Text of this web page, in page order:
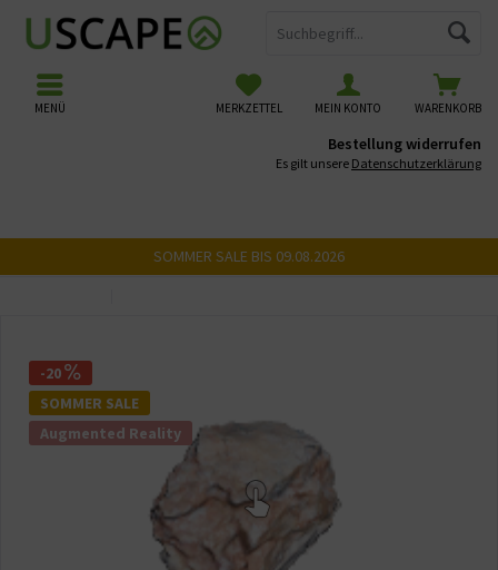
WARENKORB
MERKZETTEL MEIN KONTO
MENÜ
Bestellung widerrufen
Es gilt unsere Datenschutzerklärung
SOMMER SALE BIS 09.08.2026
-20
SOMMER SALE
Augmented Reality